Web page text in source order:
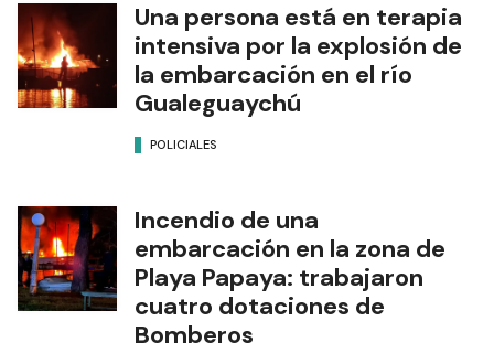
Una persona está en terapia
intensiva por la explosión de
la embarcación en el río
Gualeguaychú
POLICIALES
Incendio de una
embarcación en la zona de
Playa Papaya: trabajaron
cuatro dotaciones de
Bomberos